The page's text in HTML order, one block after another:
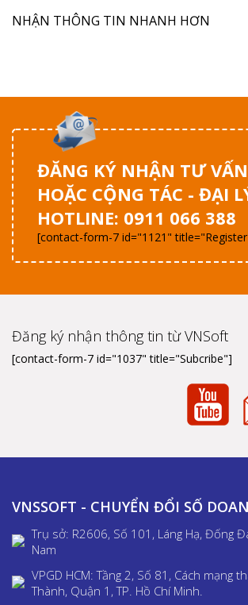
NHẬN THÔNG TIN NHANH HƠN
ĐĂNG KÝ NHẬN TƯ VẤN
HOẶC CỘNG TÁC - ĐẠI
HOTLINE: 0911 066 388
[contact-form-7 id="1121"
Đăng ký nhận thông tin từ VNSoft
[contact-form-7 id="1037" title="Subcribe"]
VNSSOFT - CHUYỂN ĐỔI SỐ
Trụ sở: R2606, Số 101, Láng Hạ, Đống
Nam
VPGD HCM: Tầng 2, Số 81, Cách mạng
Thành, Quận 1, TP. Hồ Chí Minh.